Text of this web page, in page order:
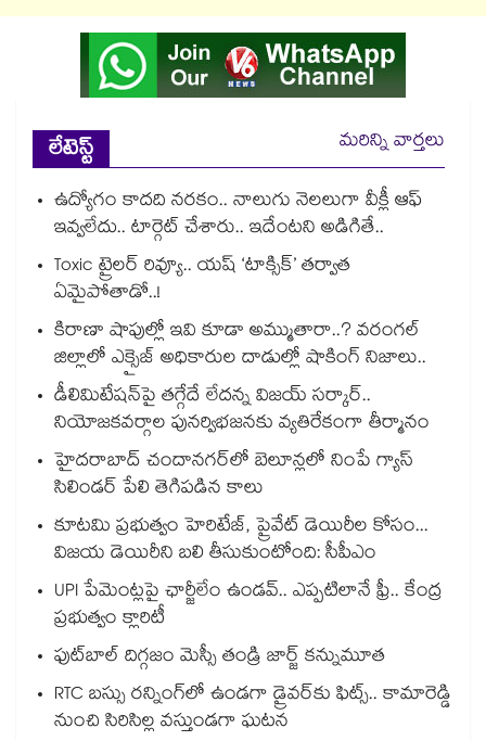
లేటెస్ట్
మరిన్ని వార్తలు
ఉద్యోగం కాదది నరకం.. నాలుగు నెలలుగా వీక్లీ ఆఫ్
ఇవ్వలేదు.. టార్గెట్ చేశారు.. ఇదేంటని అడిగితే..
Toxic ట్రైలర్ రివ్యూ.. యష్ ‘టాక్సిక్’ తర్వాత
ఏమైపోతాడో..!
కిరాణా షాపుల్లో ఇవి కూడా అమ్ముతారా..? వరంగల్
జిల్లాలో ఎక్సైజ్ అధికారుల దాడుల్లో షాకింగ్ నిజాలు..
డీలిమిటేషన్‎పై తగ్గేదే లేదన్న విజయ్ సర్కార్..
నియోజకవర్గాల పునర్విభజనకు వ్యతిరేకంగా తీర్మానం
హైదరాబాద్⁪ చందానగర్⁫లో బెలూన్లలో నింపే గ్యాస్
సిలిండర్ పేలి తెగిపడిన కాలు
కూటమి ప్రభుత్వం హెరిటేజ్, ప్రైవేట్ డెయిరీల కోసం...
విజయ డెయిరీని బలి తీసుకుంటోంది: సీపీఎం
UPI పేమెంట్లపై ఛార్జీలేం ఉండవ్.. ఎప్పటిలానే ఫ్రీ.. కేంద్ర
ప్రభుత్వం క్లారిటీ
ఫుట్‎బాల్ దిగ్గజం మెస్సీ తండ్రి జార్జ్ కన్నుమూత
RTC బస్సు రన్నింగ్⁫లో ఉండగా డ్రైవర్‌కు ఫిట్స్.. కామారెడ్డి
నుంచి సిరిసిల్ల వస్తుండగా ఘటన